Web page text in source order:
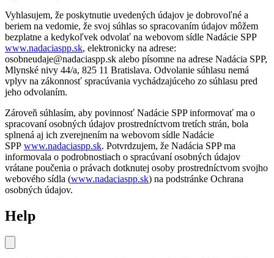
Vyhlasujem, že poskytnutie uvedených údajov je dobrovoľné a
beriem na vedomie, že svoj súhlas so spracovaním údajov môžem
bezplatne a kedykoľvek odvolať na webovom sídle Nadácie SPP
www.nadaciaspp.sk, elektronicky na adrese:
osobneudaje@nadaciaspp.sk alebo písomne na adrese Nadácia SPP,
Mlynské nivy 44/a, 825 11 Bratislava. Odvolanie súhlasu nemá
vplyv na zákonnosť spracúvania vychádzajúceho zo súhlasu pred
jeho odvolaním.
Zároveň súhlasím, aby povinnosť Nadácie SPP informovať ma o
spracovaní osobných údajov prostredníctvom tretích strán, bola
splnená aj ich zverejnením na webovom sídle Nadácie
SPP www.nadaciaspp.sk. Potvrdzujem, že Nadácia SPP ma
informovala o podrobnostiach o spracúvaní osobných údajov
vrátane poučenia o právach dotknutej osoby prostredníctvom svojho
webového sídla (www.nadaciaspp.sk) na podstránke Ochrana
osobných údajov.
Help